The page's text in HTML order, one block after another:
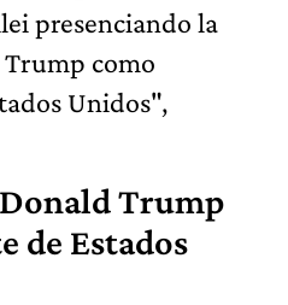
presenciando la
como
Unidos",
Trump
de Estados